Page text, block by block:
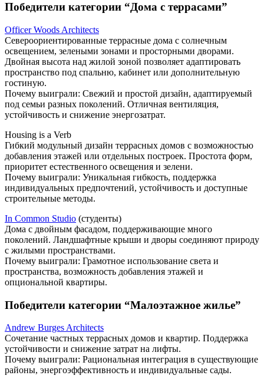
Победители категории “Дома с террасами”
Officer Woods Architects
Североориентированные террасные дома с солнечным
освещением, зелеными зонами и просторными дворами.
Двойная высота над жилой зоной позволяет адаптировать
пространство под спальню, кабинет или дополнительную
гостиную.
Почему выиграли: Свежий и простой дизайн, адаптируемый
под семьи разных поколений. Отличная вентиляция,
устойчивость и снижение энергозатрат.
Housing is a Verb
Гибкий модульный дизайн террасных домов с возможностью
добавления этажей или отдельных построек. Простота форм,
приоритет естественного освещения и зелени.
Почему выиграли: Уникальная гибкость, поддержка
индивидуальных предпочтений, устойчивость и доступные
строительные методы.
In Common Studio (студенты)
Дома с двойным фасадом, поддерживающие много
поколений. Ландшафтные крыши и дворы соединяют природу
с жилыми пространствами.
Почему выиграли: Грамотное использование света и
пространства, возможность добавления этажей и
опциональной квартиры.
Победители категории “Малоэтажное жилье”
Andrew Burges Architects
Сочетание частных террасных домов и квартир. Поддержка
устойчивости и снижение затрат на лифты.
Почему выиграли: Рациональная интеграция в существующие
районы, энергоэффективность и индивидуальные сады.